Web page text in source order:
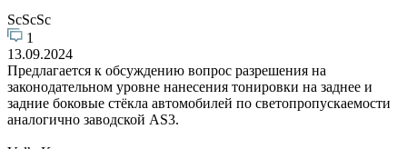
ScScSc
1
13.09.2024
Предлагается к обсуждению вопрос разрешения на
законодательном уровне нанесения тонировки на заднее и
задние боковые стёкла автомобилей по светопропускаемости
аналогично заводской AS3.